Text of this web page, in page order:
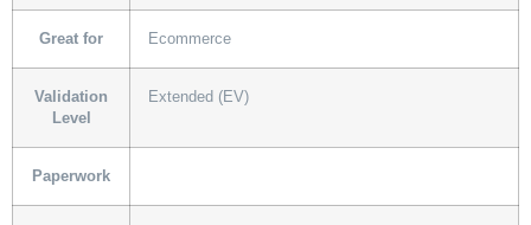
Great for Ecommerce
Validation
Level
Extended (EV)
Paperwork